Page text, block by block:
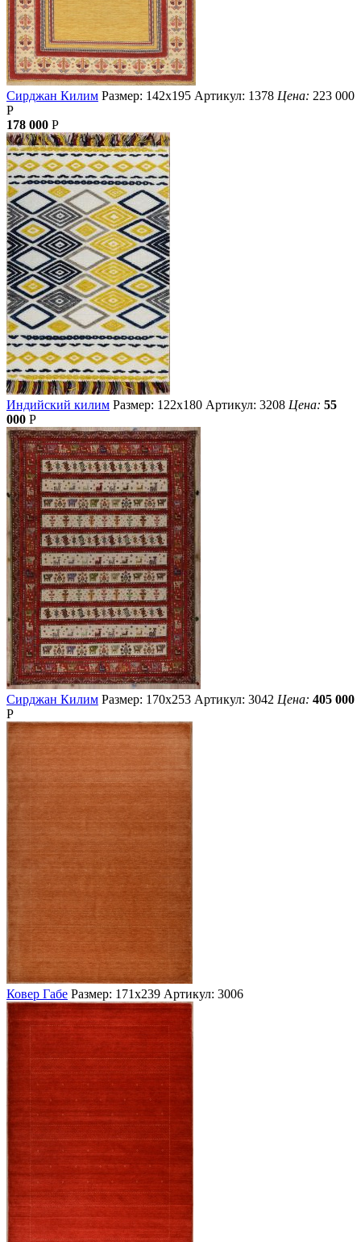
Сирджан Килим Размер: 142х195 Артикул: 1378 Цена: 223 000
Р
178 000 Р
Индийский килим Размер: 122х180 Артикул: 3208 Цена: 55
000 Р
Сирджан Килим Размер: 170х253 Артикул: 3042 Цена: 405 000
Р
Ковер Габе Размер: 171х239 Артикул: 3006